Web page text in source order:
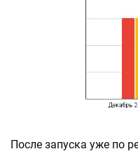
После запуска уже по